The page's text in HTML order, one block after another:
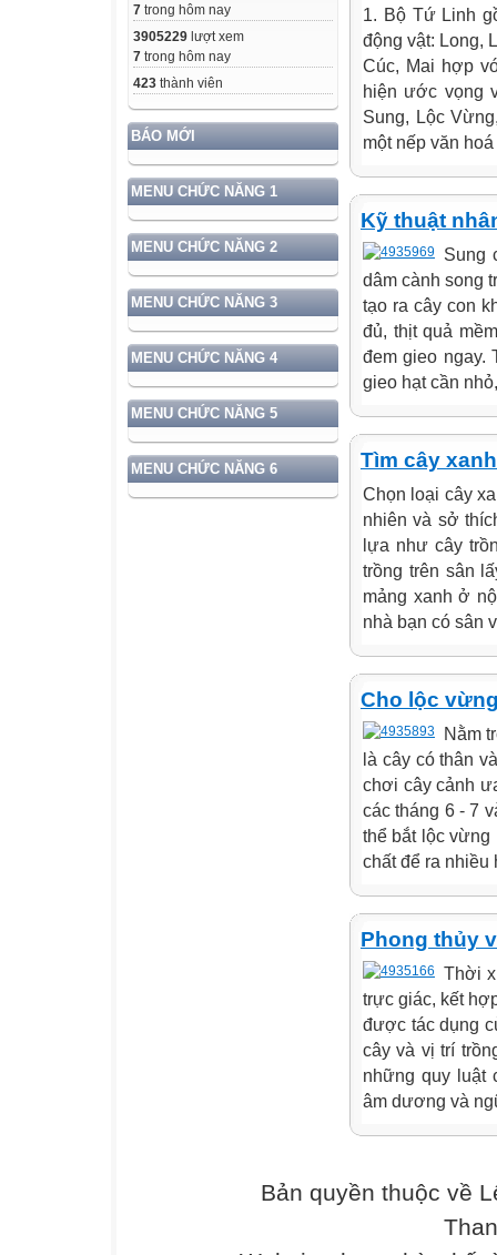
7 trong hôm nay
3905229 lượt xem
7 trong hôm nay
423 thành viên
BÁO MỚI
MENU CHỨC NĂNG 1
MENU CHỨC NĂNG 2
MENU CHỨC NĂNG 3
MENU CHỨC NĂNG 4
MENU CHỨC NĂNG 5
MENU CHỨC NĂNG 6
1. Bộ Tứ Linh
động vật: Long,
Cúc, Mai hợp
hiện ước vọng
Sung, Lộc
một nếp văn
Kỹ thuật
Sung
dâm cành song
tạo ra cây con
đủ, thịt quả
đem gieo ngay.
gieo hạt cần
Tìm cây
Chọn loại cây
nhiên và sở
lựa như cây
trồng trên sân
mảng xanh ở
nhà bạn có sân
Cho lộc
Nằm
là cây có thân
chơi cây cảnh
các tháng 6 - 7
thể bắt lộc vừng
chất để ra nhiều
Phong thủy
Thời
trực giác, kết
được tác dụng
cây và vị trí
những quy luật
âm dương và
Bản quyền thuộc về